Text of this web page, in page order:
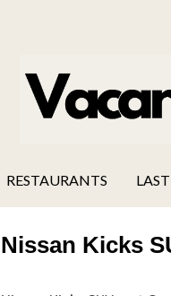
RESTAURANTS
Nissan Kicks